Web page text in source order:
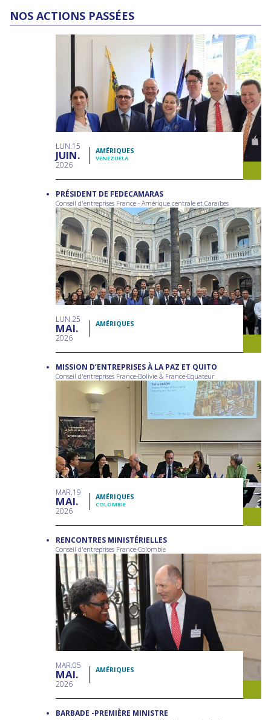
NOS ACTIONS PASSÉES
LUN 15
JUIN
2026
AMÉRIQUES
VENEZUELA
PRÉSIDENT DE FEDECAMARAS
Conseil d'entreprises France - Amérique centrale et Caraïbes
LUN 25
MAI
2026
AMÉRIQUES
MISSION D’ENTREPRISES À LA PAZ ET QUITO
Conseil d'entreprises France-Bolivie & France-Equateur
MAR 19
MAI
2026
AMÉRIQUES
COLOMBIE
RENCONTRES MINISTÉRIELLES
Conseil d'entreprises France-Colombie
MAR 05
MAI
2026
AMÉRIQUES
BARBADE -PREMIÈRE MINISTRE